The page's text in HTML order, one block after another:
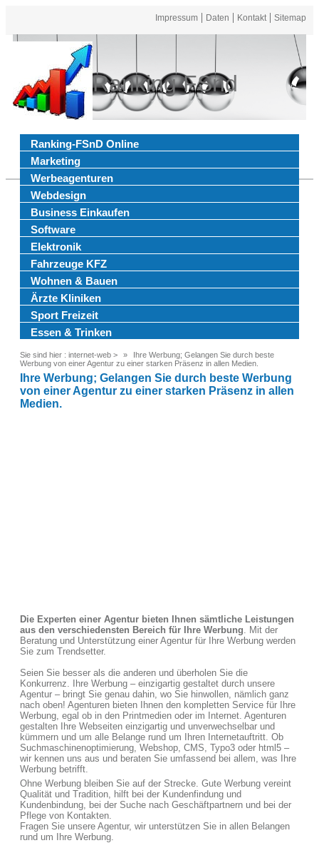
Impressum Daten Kontakt Sitemap
Ranking FSnd
Ranking-FSnD Online
Marketing
Werbeagenturen
Webdesign
Business Einkaufen
Software
Elektronik
Fahrzeuge KFZ
Wohnen & Bauen
Ärzte Kliniken
Sport Freizeit
Essen & Trinken
Sie sind hier : internet-web >
Ihre Werbung; Gelangen Sie durch beste
Werbung von einer Agentur zu einer starken Präsenz in allen Medien.
Ihre Werbung; Gelangen Sie durch beste Werbung
von einer Agentur zu einer starken Präsenz in allen
Medien.
Die Experten einer Agentur bieten Ihnen sämtliche Leistungen
aus den verschiedensten Bereich für Ihre Werbung. Mit der
Beratung und Unterstützung einer Agentur für Ihre Werbung werden
Sie zum Trendsetter.
Seien Sie besser als die anderen und überholen Sie die
Konkurrenz. Ihre Werbung – einzigartig gestaltet durch unsere
Agentur – bringt Sie genau dahin, wo Sie hinwollen, nämlich ganz
nach oben! Agenturen bieten Ihnen den kompletten Service für Ihre
Werbung, egal ob in den Printmedien oder im Internet. Agenturen
gestalten Ihre Webseiten einzigartig und unverwechselbar und
kümmern und um alle Belange rund um Ihren Internetauftritt. Ob
Suchmaschinenoptimierung, Webshop, CMS, Typo3 oder html5 –
wir kennen uns aus und beraten Sie umfassend bei allem, was Ihre
Werbung betrifft.
Ohne Werbung bleiben Sie auf der Strecke. Gute Werbung vereint
Qualität und Tradition, hilft bei der Kundenfindung und
Kundenbindung, bei der Suche nach Geschäftpartnern und bei der
Pflege von Kontakten.
Fragen Sie unsere Agentur, wir unterstützen Sie in allen Belangen
rund um Ihre Werbung.